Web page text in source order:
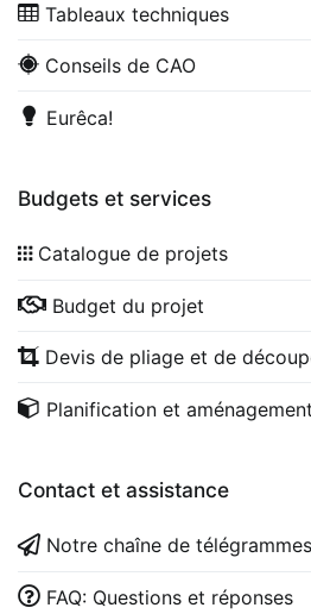
Tableaux techniques
Conseils de CAO
Eurêca!
Budgets et services
Catalogue de projets
Budget du projet
Devis de pliage et de
Planification et
Contact et assistance
Notre chaîne de télégrammes
FAQ: Questions et réponses